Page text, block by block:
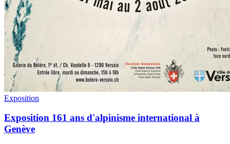
Exposition
Exposition 161 ans d'alpinisme international à
Genève